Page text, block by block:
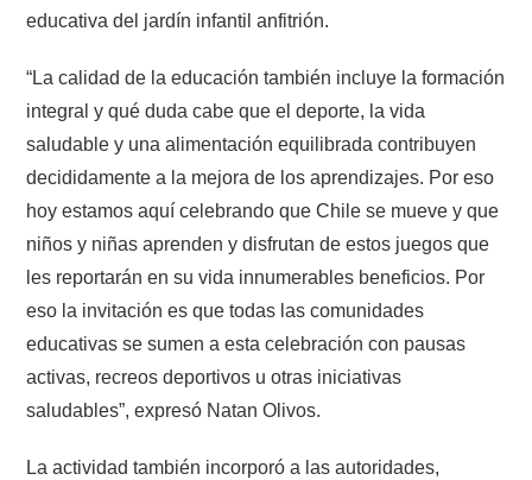
educativa del jardín infantil anfitrión.
“La calidad de la educación también incluye la formación
integral y qué duda cabe que el deporte, la vida
saludable y una alimentación equilibrada contribuyen
decididamente a la mejora de los aprendizajes. Por eso
hoy estamos aquí celebrando que Chile se mueve y que
niños y niñas aprenden y disfrutan de estos juegos que
les reportarán en su vida innumerables beneficios. Por
eso la invitación es que todas las comunidades
educativas se sumen a esta celebración con pausas
activas, recreos deportivos u otras iniciativas
saludables”, expresó Natan Olivos.
La actividad también incorporó a las autoridades,